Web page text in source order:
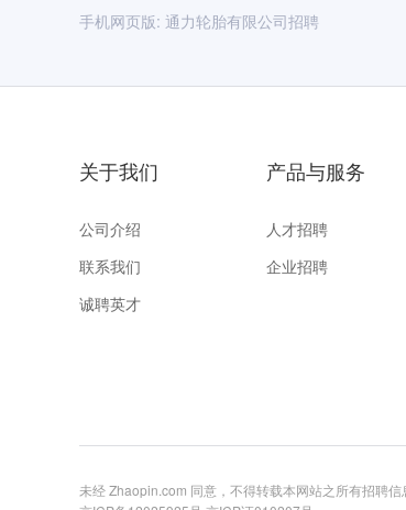
手机网页版: 通力轮胎有限公司招聘
关于我们
公司介绍
联系我们
诚聘英才
产品与服务
人才招聘
企业招聘
未经 Zhaopin.com 同意，不得转载本网站之所有招聘